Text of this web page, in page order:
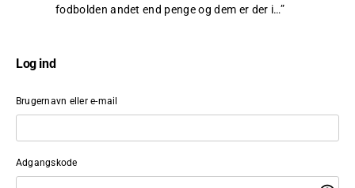
fodbolden andet end penge og dem er der i…”
Log ind
Brugernavn eller e-mail
Adgangskode